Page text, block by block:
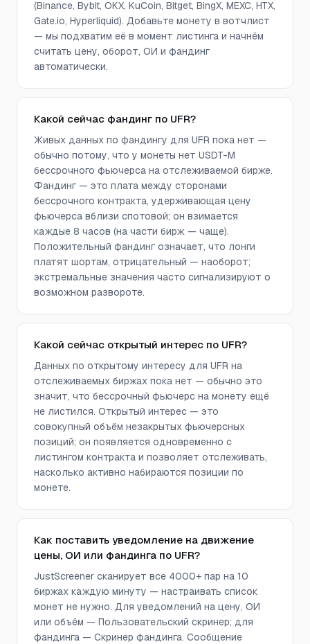
(Binance, Bybit, OKX, KuCoin, Bitget, BingX, MEXC, HTX,
Gate.io, Hyperliquid). Добавьте монету в вотчлист
— мы подхватим её в момент листинга и начнём
считать цену, оборот, ОИ и фандинг
автоматически.
Какой сейчас фандинг по UFR?
Живых данных по фандингу для UFR пока нет —
обычно потому, что у монеты нет USDT-M
бессрочного фьючерса на отслеживаемой бирже.
Фандинг — это плата между сторонами
бессрочного контракта, удерживающая цену
фьючерса вблизи спотовой; он взимается
каждые 8 часов (на части бирж — чаще).
Положительный фандинг означает, что лонги
платят шортам, отрицательный — наоборот;
экстремальные значения часто сигнализируют о
возможном развороте.
Какой сейчас открытый интерес по UFR?
Данных по открытому интересу для UFR на
отслеживаемых биржах пока нет — обычно это
значит, что бессрочный фьючерс на монету ещё
не листился. Открытый интерес — это
совокупный объём незакрытых фьючерсных
позиций; он появляется одновременно с
листингом контракта и позволяет отслеживать,
насколько активно набираются позиции по
монете.
Как поставить уведомление на движение
цены, ОИ или фандинга по UFR?
JustScreener сканирует все 4000+ пар на 10
биржах каждую минуту — настраивать список
монет не нужно. Для уведомлений на цену, ОИ
или объём — Пользовательский скринер; для
фандинга — Скринер фандинга. Сообщение